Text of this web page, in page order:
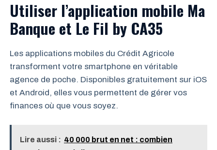
Utiliser l’application mobile Ma
Banque et Le Fil by CA35
Les applications mobiles du Crédit Agricole
transforment votre smartphone en véritable
agence de poche. Disponibles gratuitement sur iOS
et Android, elles vous permettent de gérer vos
finances où que vous soyez.
Lire aussi : 40 000 brut en net : combien